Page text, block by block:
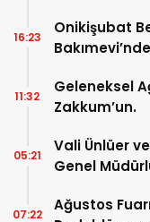
Onikişubat
16:23
Geleneksel
Zakkum’un.
11:32
Vali Ünlüer
Genel
05:21
Ağustos
07:22